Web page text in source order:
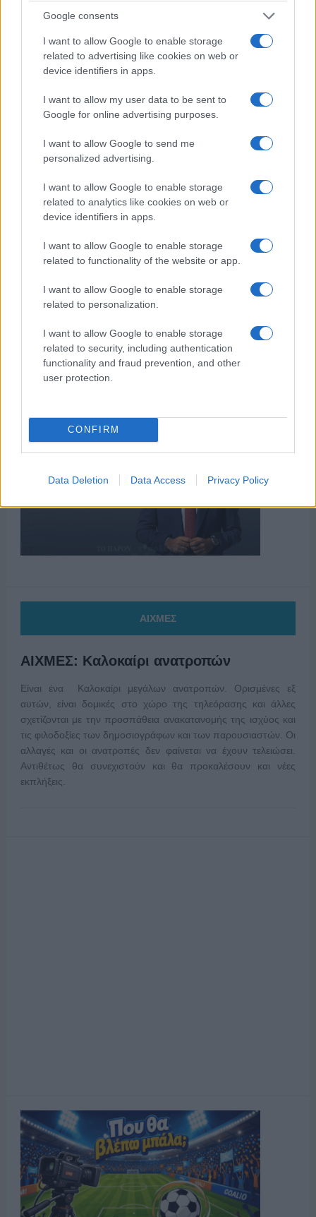
Google consents
I want to allow Google to enable storage
related to advertising like cookies on web or
device identifiers in apps.
I want to allow my user data to be sent to
Google for online advertising purposes.
I want to allow Google to send me
personalized advertising.
I want to allow Google to enable storage
related to analytics like cookies on web or
device identifiers in apps.
I want to allow Google to enable storage
related to functionality of the website or app.
I want to allow Google to enable storage
related to personalization.
I want to allow Google to enable storage
related to security, including authentication
functionality and fraud prevention, and other
user protection.
CONFIRM
Data Deletion Data Access Privacy Policy
εντάχθηκε η υπόθεση της "Δ.Τ.", αναφέρει σήμερα η "Real
ζητούν, σύμφωνα με την εφημερίδα, διευκρινήσεις για το πότε
θα επαναλειτουργήσει στην τελική μορφή της και πόσοι θα
προσληφθούν …Διαβάστε Περισσότερα...
ΤΗΛΕΟΡΑΣΗ
ΕΠΙΣΗΜΑΣΜΕΝΟ ΜΕ: "REAL NEWS" , Δ.Τ. , ΕΡΤ
ΟΛΟΜΕΛΕΙΑ ΣΤΕ , ΠΟΣΠΕΡΤ , ΣΤΕ , ΤΡΟΪΚΑ
Επόμενη σελίδα »
ΑΙΧΜΕΣ
ΑΙΧΜΕΣ: Καλοκαίρι ανατροπών
Είναι ένα Καλοκαίρι μεγάλων ανατροπών. Ορισμένες εξ
αυτών, είναι δομικές στο χώρο της τηλεόρασης και άλλες
σχετίζονται με την προσπάθεια ανακατανομής της ισχύος και
τις φιλοδοξίες των δημοσιογράφων και των παρουσιαστών. Οι
αλλαγές και οι ανατροπές δεν φαίνεται να έχουν τελειώσει.
Αντιθέτως θα συνεχιστούν και θα προκαλέσουν και νέες
εκπλήξεις.